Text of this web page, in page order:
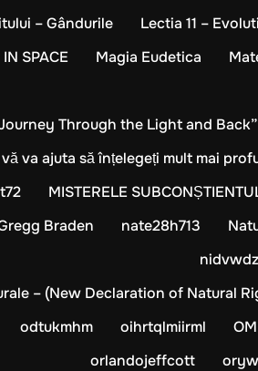
– Gândurile Lectia 11 –
SPACE Magia Eudetica
Through the Light and
va ajuta să înțelegeți mult mai
MISTERELE
Braden nate28h713
– (New Declaration of Natural
odtukmhm oihrtqlmiirml
orlandojeffcott